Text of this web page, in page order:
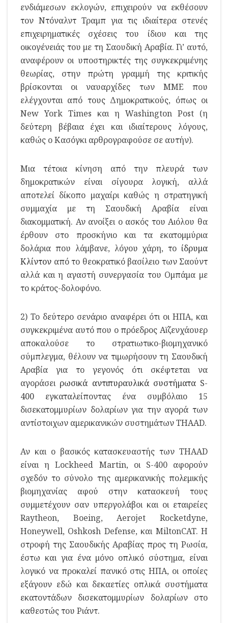
ενδιάμεσων εκλογών, επιχειρούν να εκθέσουν
τον Ντόναλντ Τραμπ για τις ιδιαίτερα στενές
επιχειρηματικές σχέσεις του ίδιου και της
οικογένειάς του με τη Σαουδική Αραβία. Γι’ αυτό,
αναφέρουν οι υποστηρικτές της συγκεκριμένης
θεωρίας, στην πρώτη γραμμή της κριτικής
βρίσκονται οι ναυαρχίδες των ΜΜΕ που
ελέγχονται από τους Δημοκρατικούς, όπως οι
New York Times και η Washington Post (η
δεύτερη βέβαια έχει και ιδιαίτερους λόγους,
καθώς ο Κασόγκι αρθρογραφούσε σε αυτήν).
Μια τέτοια κίνηση από την πλευρά των
δημοκρατικών είναι σίγουρα λογική, αλλά
αποτελεί δίκοπο μαχαίρι καθώς η στρατηγική
συμμαχία με τη Σαουδική Αραβία είναι
διακομματική. Αν ανοίξει ο ασκός του Αιόλου θα
έρθουν στο προσκήνιο και τα εκατομμύρια
δολάρια που λάμβανε, λόγου χάρη, το ίδρυμα
Κλίντον από το θεοκρατικό βασίλειο των Σαούντ
αλλά και η αγαστή συνεργασία του Ομπάμα με
το κράτος-δολοφόνο.
2) To δεύτερο σενάριο αναφέρει ότι οι ΗΠΑ, και
συγκεκριμένα αυτό που ο πρόεδρος Αϊζενχάουερ
αποκαλούσε το στρατιωτικο-βιομηχανικό
σύμπλεγμα, θέλουν να τιμωρήσουν τη Σαουδική
Αραβία για το γεγονός ότι σκέφτεται να
αγοράσει ρωσικά αντιπυραυλικά συστήματα S-
400 εγκαταλείποντας ένα συμβόλαιο 15
δισεκατομμυρίων δολαρίων για την αγορά των
αντίστοιχων αμερικανικών συστημάτων THAAD.
Αν και ο βασικός κατασκευαστής των THAAD
είναι η Lockheed Martin, οι S-400 αφορούν
σχεδόν το σύνολο της αμερικανικής πολεμικής
βιομηχανίας αφού στην κατασκευή τους
συμμετέχουν σαν υπεργολάβοι και οι εταιρείες
Raytheon, Boeing, Aerojet Rocketdyne,
Honeywell, Oshkosh Defense, και MiltonCAT. Η
στροφή της Σαουδικής Αραβίας προς τη Ρωσία,
έστω και για ένα μόνο οπλικό σύστημα, είναι
λογικό να προκαλεί πανικό στις ΗΠΑ, οι οποίες
εξάγουν εδώ και δεκαετίες οπλικά συστήματα
εκατοντάδων δισεκατομμυρίων δολαρίων στο
καθεστώς του Ριάντ.